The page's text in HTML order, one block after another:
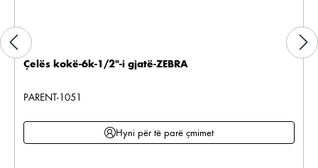
Çelës kokë-6k-1/2"-i gjatë-ZEBRA
PARENT-1051
Hyni për të parë çmimet